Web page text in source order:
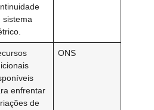
sistema
enfrentar
de
ONS